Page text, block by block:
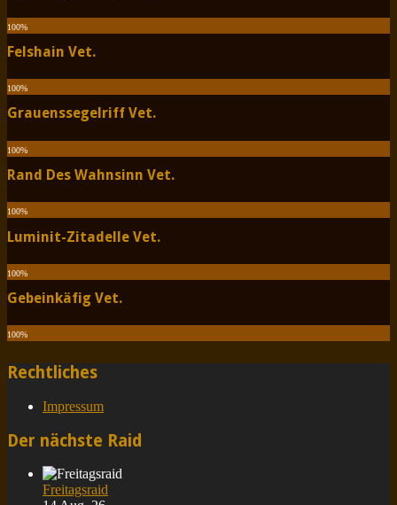
100%
Felshain Vet.
100%
Grauenssegelriff Vet.
100%
Rand Des Wahnsinn Vet.
100%
Luminit-Zitadelle Vet.
100%
Gebeinkäfig Vet.
100%
Rechtliches
Impressum
Der nächste Raid
Freitagsraid